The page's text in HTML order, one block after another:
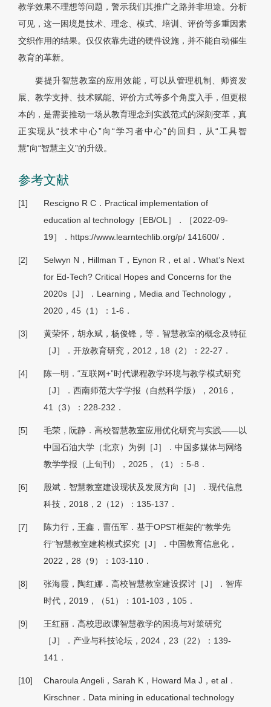
教学效果不理想等问题，警示我们其推广之路并非坦途。分析
可见，这一困境是技术、理念、模式、培训、评价等多重因素
交织作用的结果。仅仅依靠先进的硬件设施，并不能自动催生
教育的革新。
要提升智慧教室的应用效能，可以从管理机制、师资发
展、教学支持、技术赋能、评价方式等多个角度入手，但更根
本的，是需要推动一场从教育理念到实践范式的深刻变革，真
正实现从“技术中心”向“学习者中心”的回归，从“工具智
慧”向“智慧主义”的升级。
参考文献
[1]
Rescigno R C．Practical implementation of
education al technology［EB/OL］．［2022-09-
19］．https://www.learntechlib.org/p/ 141600/．
[2]
Selwyn N，Hillman T，Eynon R，et al．What’s Next
for Ed-Tech? Critical Hopes and Concerns for the
2020s［J］．Learning，Media and Technology，
2020，45（1）：1-6．
[3]
黄荣怀，胡永斌，杨俊锋，等．智慧教室的概念及特征
［J］．开放教育研究，2012，18（2）：22-27．
[4]
陈一明．“互联网+”时代课程教学环境与教学模式研究
［J］．西南师范大学学报（自然科学版），2016，
41（3）：228-232．
[5]
毛荣，阮静．高校智慧教室应用优化研究与实践——以
中国石油大学（北京）为例［J］．中国多媒体与网络
教学学报（上旬刊），2025，（1）：5-8．
[6]
殷斌．智慧教室建设现状及发展方向［J］．现代信息
科技，2018，2（12）：135-137．
[7]
陈力行，王鑫，曹伍军．基于OPST框架的“教学先
行”智慧教室建构模式探究［J］．中国教育信息化，
2022，28（9）：103-110．
[8]
张海霞，陶红娜．高校智慧教室建设探讨［J］．智库
时代，2019，（51）：101-103，105．
[9]
王红丽．高校思政课智慧教学的困境与对策研究
［J］．产业与科技论坛，2024，23（22）：139-
141．
[10]
Charoula Angeli，Sarah K，Howard Ma J，et al．
Kirschner．Data mining in educational technology